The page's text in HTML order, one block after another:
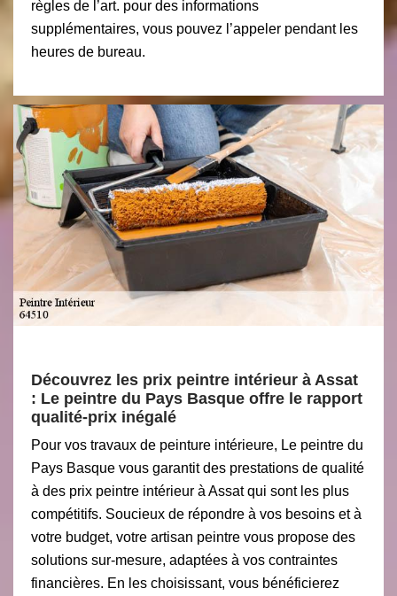
règles de l’art. pour des informations
supplémentaires, vous pouvez l’appeler pendant les
heures de bureau.
Découvrez les prix peintre intérieur à Assat
: Le peintre du Pays Basque offre le rapport
qualité-prix inégalé
Pour vos travaux de peinture intérieure, Le peintre du
Pays Basque vous garantit des prestations de qualité
à des prix peintre intérieur à Assat qui sont les plus
compétitifs. Soucieux de répondre à vos besoins et à
votre budget, votre artisan peintre vous propose des
solutions sur-mesure, adaptées à vos contraintes
financières. En les choisissant, vous bénéficierez